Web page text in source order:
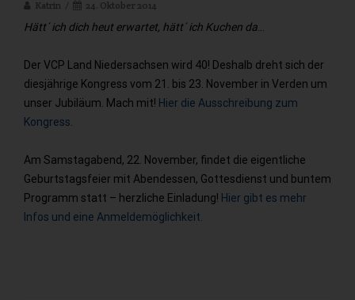
Katrin 24. Oktober 2014
Hätt´ ich dich heut erwartet, hätt´ ich Kuchen da
Der VCP Land Niedersachsen wird 40! Deshalb dreht sich der
diesjährige Kongress vom 21. bis 23. November in Verden um
unser Jubiläum. Mach mit! Hier die Ausschreibung zum
Kongress
Am Samstagabend, 22. November, findet die eigentliche
Geburtstagsfeier mit Abendessen, Gottesdienst und buntem
Programm statt – herzliche Einladung! Hier gibt es mehr
Infos und eine Anmeldemöglichkeit.